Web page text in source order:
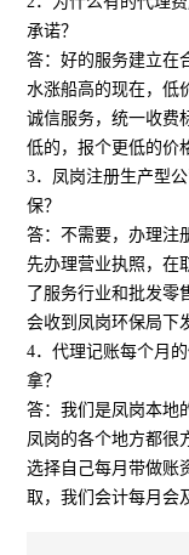
承诺？
答：好的服务建立在
水涨船高的现在，低
诚信服务，统一收费
低的，报个更低的价
3．凤岗注册生产型
保？
答：不需要，办理注
先办理营业执照，在
了服务行业和批发
会收到凤岗环保局下
4．代理记账每个月
拿？
答：我们是凤岗本地
凤岗的各个地方都很
选择自己每月带做账
取，我们会计每月会